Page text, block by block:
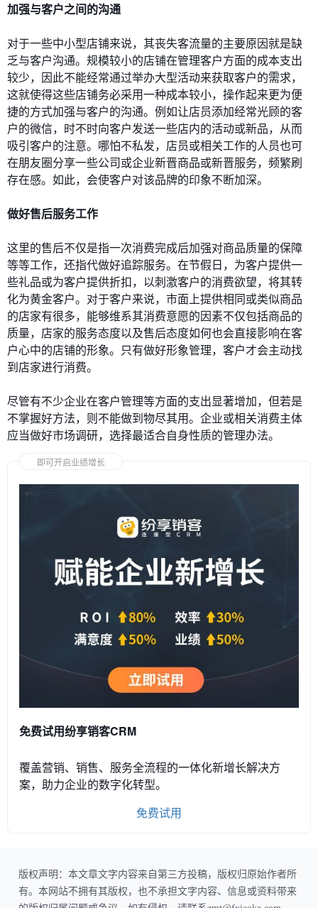
加强与客户之间的沟通
对于一些中小型店铺来说，其丧失客流量的主要原因就是缺
乏与客户沟通。规模较小的店铺在管理客户方面的成本支出
较少，因此不能经常通过举办大型活动来获取客户的需求，
这就使得这些店铺务必采用一种成本较小，操作起来更为便
捷的方式加强与客户的沟通。例如让店员添加经常光顾的客
户的微信，时不时向客户发送一些店内的活动或新品，从而
吸引客户的注意。哪怕不私发，店员或相关工作的人员也可
在朋友圈分享一些公司或企业新晋商品或新晋服务，频繁刷
存在感。如此，会使客户对该品牌的印象不断加深。
做好售后服务工作
这里的售后不仅是指一次消费完成后加强对商品质量的保障
等等工作，还指代做好追踪服务。在节假日，为客户提供一
些礼品或为客户提供折扣，以刺激客户的消费欲望，将其转
化为黄金客户。对于客户来说，市面上提供相同或类似商品
的店家有很多，能够维系其消费意愿的因素不仅包括商品的
质量，店家的服务态度以及售后态度如何也会直接影响在客
户心中的店铺的形象。只有做好形象管理，客户才会主动找
到店家进行消费。
尽管有不少企业在客户管理等方面的支出显著增加，但若是
不掌握好方法，则不能做到物尽其用。企业或相关消费主体
应当做好市场调研，选择最适合自身性质的管理办法。
即可开启业绩增长
免费试用纷享销客CRM
覆盖营销、销售、服务全流程的一体化新增长解决方
案，助力企业的数字化转型。
免费试用
版权声明：本文章文字内容来自第三方投稿，版权归原始作者所
有。本网站不拥有其版权，也不承担文字内容、信息或资料带来